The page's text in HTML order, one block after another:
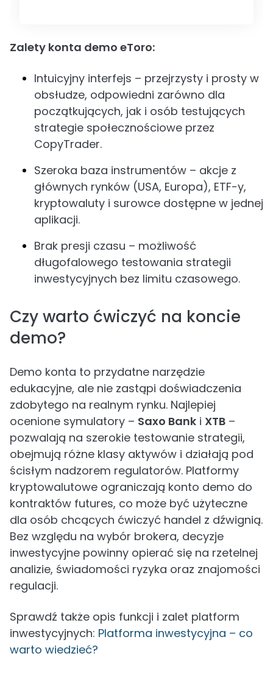
Zalety konta demo eToro:
Intuicyjny interfejs – przejrzysty i prosty w
obsłudze, odpowiedni zarówno dla
początkujących, jak i osób testujących
strategie społecznościowe przez
CopyTrader.
Szeroka baza instrumentów – akcje z
głównych rynków (USA, Europa), ETF-y,
kryptowaluty i surowce dostępne w jednej
aplikacji.
Brak presji czasu – możliwość
długofalowego testowania strategii
inwestycyjnych bez limitu czasowego.
Czy warto ćwiczyć na koncie
demo?
Demo konta to przydatne narzędzie
edukacyjne, ale nie zastąpi doświadczenia
zdobytego na realnym rynku. Najlepiej
ocenione symulatory – Saxo Bank i XTB –
pozwalają na szerokie testowanie strategii,
obejmują różne klasy aktywów i działają pod
ścisłym nadzorem regulatorów. Platformy
kryptowalutowe ograniczają konto demo do
kontraktów futures, co może być użyteczne
dla osób chcących ćwiczyć handel z dźwignią.
Bez względu na wybór brokera, decyzje
inwestycyjne powinny opierać się na rzetelnej
analizie, świadomości ryzyka oraz znajomości
regulacji.
Sprawdź także opis funkcji i zalet platform
inwestycyjnych: Platforma inwestycyjna – co
warto wiedzieć?